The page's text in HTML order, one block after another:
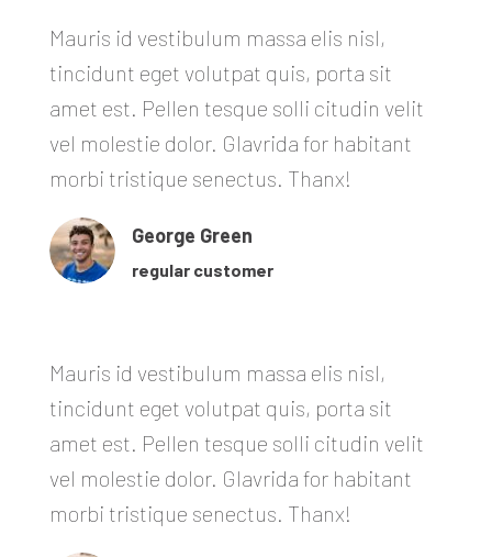
Mauris id vestibulum massa elis nisl,
tincidunt eget volutpat quis, porta sit
amet est. Pellen tesque solli citudin velit
vel molestie dolor. Glavrida for habitant
morbi tristique senectus. Thanx!
George Green
regular customer
Mauris id vestibulum massa elis nisl,
tincidunt eget volutpat quis, porta sit
amet est. Pellen tesque solli citudin velit
vel molestie dolor. Glavrida for habitant
morbi tristique senectus. Thanx!